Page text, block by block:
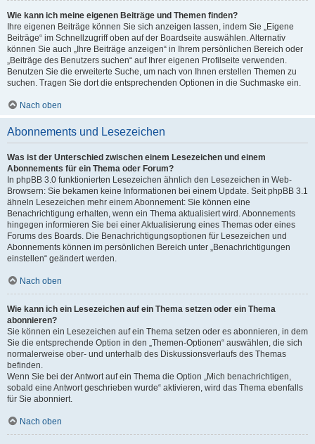
Wie kann ich meine eigenen Beiträge und Themen finden?
Ihre eigenen Beiträge können Sie sich anzeigen lassen, indem Sie „Eigene
Beiträge“ im Schnellzugriff oben auf der Boardseite auswählen. Alternativ
können Sie auch „Ihre Beiträge anzeigen“ in Ihrem persönlichen Bereich oder
„Beiträge des Benutzers suchen“ auf Ihrer eigenen Profilseite verwenden.
Benutzen Sie die erweiterte Suche, um nach von Ihnen erstellen Themen zu
suchen. Tragen Sie dort die entsprechenden Optionen in die Suchmaske ein.
Nach oben
Abonnements und Lesezeichen
Was ist der Unterschied zwischen einem Lesezeichen und einem
Abonnements für ein Thema oder Forum?
In phpBB 3.0 funktionierten Lesezeichen ähnlich den Lesezeichen in Web-
Browsern: Sie bekamen keine Informationen bei einem Update. Seit phpBB 3.1
ähneln Lesezeichen mehr einem Abonnement: Sie können eine
Benachrichtigung erhalten, wenn ein Thema aktualisiert wird. Abonnements
hingegen informieren Sie bei einer Aktualisierung eines Themas oder eines
Forums des Boards. Die Benachrichtigungsoptionen für Lesezeichen und
Abonnements können im persönlichen Bereich unter „Benachrichtigungen
einstellen“ geändert werden.
Nach oben
Wie kann ich ein Lesezeichen auf ein Thema setzen oder ein Thema
abonnieren?
Sie können ein Lesezeichen auf ein Thema setzen oder es abonnieren, in dem
Sie die entsprechende Option in den „Themen-Optionen“ auswählen, die sich
normalerweise ober- und unterhalb des Diskussionsverlaufs des Themas
befinden.
Wenn Sie bei der Antwort auf ein Thema die Option „Mich benachrichtigen,
sobald eine Antwort geschrieben wurde“ aktivieren, wird das Thema ebenfalls
für Sie abonniert.
Nach oben